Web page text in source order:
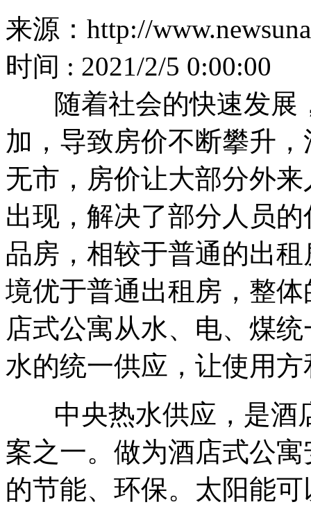
来源：http://
时间 : 2021/2/5 0:00:00
随着社会的快速发展
加，导致房价不断攀升
无市，房价让大部分外
出现，解决了部分人员
品房，相较于普通的出
境优于普通出租房，整
店式公寓从水、电、煤
水的统一供应，让使用
中央热水供应，是酒
案之一。做为酒店式公
的节能、环保。太阳能